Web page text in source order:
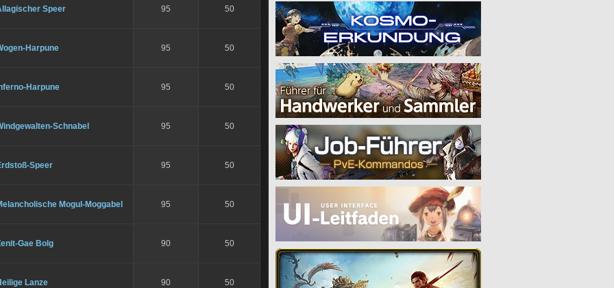
Speer 95 50
Harpune 95 50
Harpune 95 50
Schnabel 95 50
Speer 95 50
Mogul-Moggabel 95 50
Gae Bolg 90 50
Lanze 90 50